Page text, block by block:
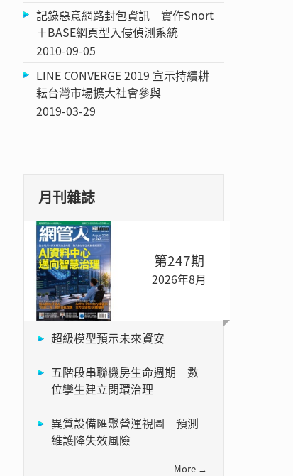
記錄惡意網路封包資訊 實作Snort
＋BASE網頁型入侵偵測系統
2010-09-05
LINE CONVERGE 2019 宣示持續耕
耘台灣市場擴大社會參與
2019-03-29
月刊雜誌
第247期
2026年8月
超級模型預示未來資安
五階段串聯機房生命週期 數
位孿生建立閉環治理
異質設備匯聚營運視圖 預測
維護降失效風險
More →